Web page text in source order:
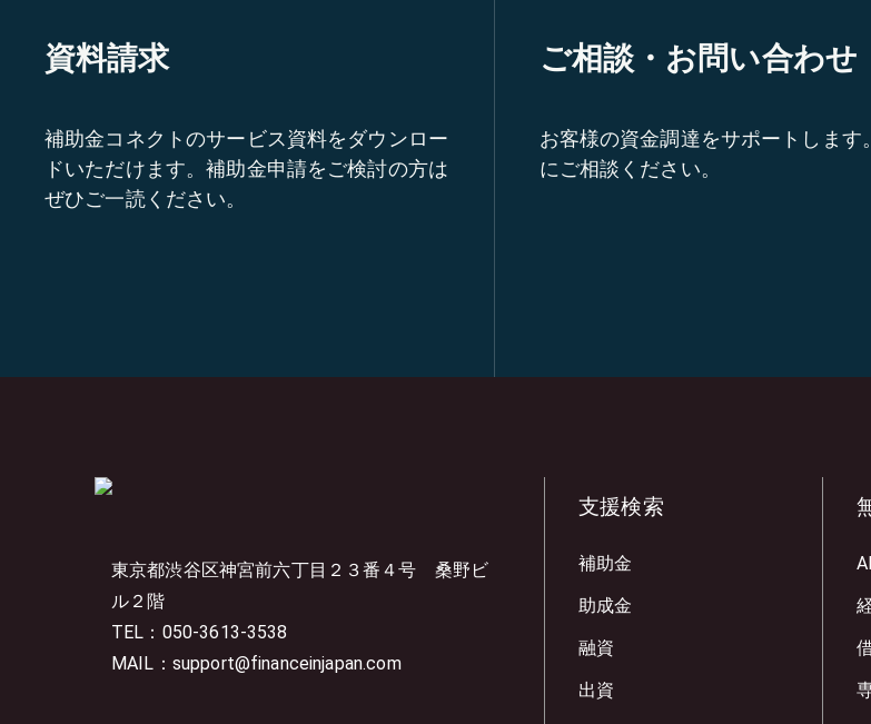
資料請求
補助金コネクトのサービス資料をダウンロー
ドいただけます。補助金申請をご検討の方は
ぜひご一読ください。
ご相談・お問い合わせ
お客様の資金調達をサポートします
にご相談ください。
東京都渋谷区神宮前六丁目２３番４号 桑野ビ
ル２階
TEL：050-3613-3538
MAIL：support@financeinjapan.com
支援検索
補助金
助成金
融資
出資